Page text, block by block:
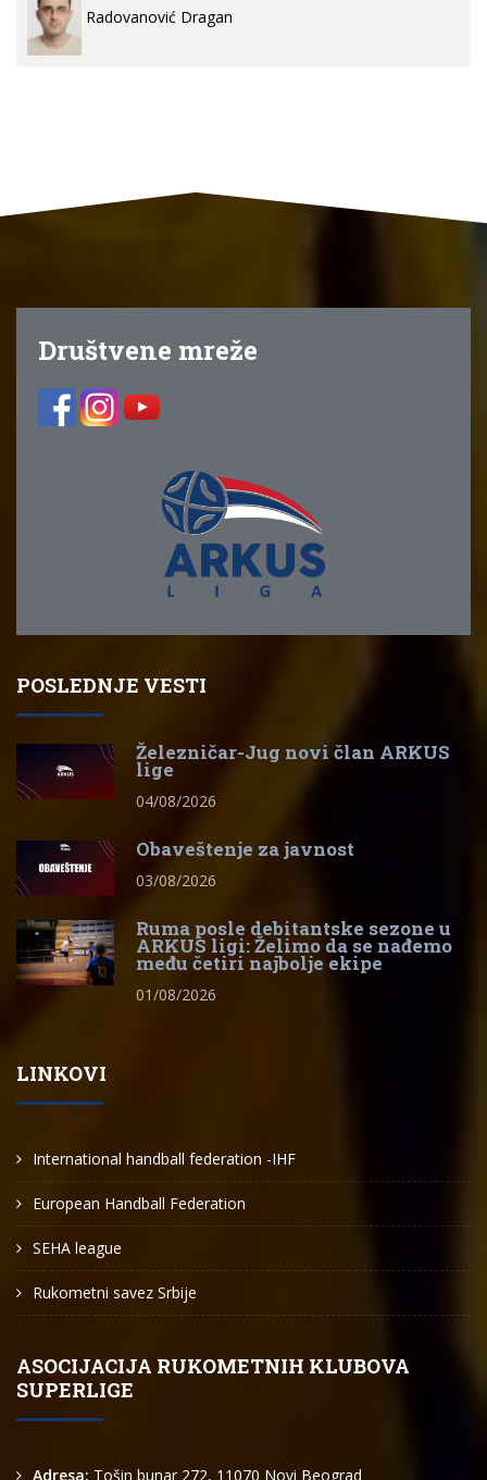
Radovanović Dragan
Društvene mreže
POSLEDNJE VESTI
Železničar-Jug novi član ARKUS
lige
04/08/2026
Obaveštenje za javnost
03/08/2026
Ruma posle debitantske sezone u
ARKUS ligi: Želimo da se nađemo
među četiri najbolje ekipe
01/08/2026
LINKOVI
International handball federation -IHF
European Handball Federation
SEHA league
Rukometni savez Srbije
ASOCIJACIJA RUKOMETNIH KLUBOVA
SUPERLIGE
Adresa: Tošin bunar 272, 11070 Novi Beograd